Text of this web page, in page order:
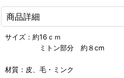
商品詳細
サイズ：約16ｃｍ
ミトン部分 約８cm
材質：皮、毛・ミンク